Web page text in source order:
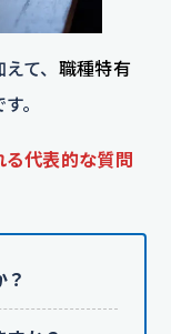
て、 職種特有
。
代表的な質問